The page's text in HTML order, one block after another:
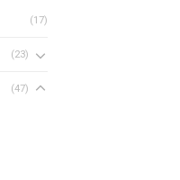
(17)
(23)
(47)